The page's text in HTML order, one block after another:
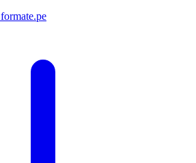
formate.pe